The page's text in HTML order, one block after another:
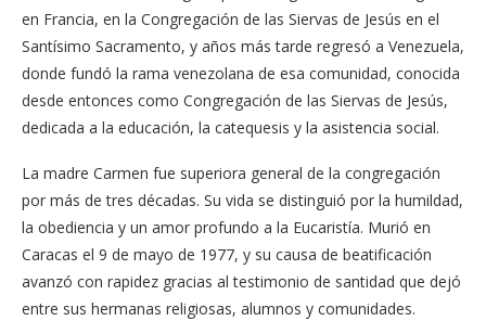
en Francia, en la Congregación de las Siervas de Jesús en el
Santísimo Sacramento, y años más tarde regresó a Venezuela,
donde fundó la rama venezolana de esa comunidad, conocida
desde entonces como Congregación de las Siervas de Jesús,
dedicada a la educación, la catequesis y la asistencia social.
La madre Carmen fue superiora general de la congregación
por más de tres décadas. Su vida se distinguió por la humildad,
la obediencia y un amor profundo a la Eucaristía. Murió en
Caracas el 9 de mayo de 1977, y su causa de beatificación
avanzó con rapidez gracias al testimonio de santidad que dejó
entre sus hermanas religiosas, alumnos y comunidades.